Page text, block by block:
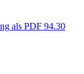
als PDF 94.30